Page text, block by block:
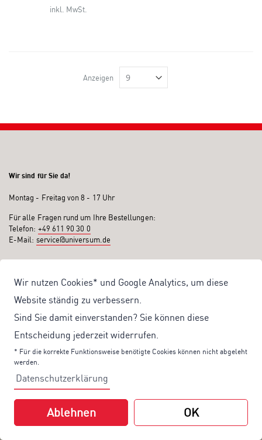
Wir nutzen Cookies* und Google Analytics, um diese
Website ständig zu verbessern.
Sind Sie damit einverstanden? Sie können diese
Entscheidung jederzeit widerrufen.
* Für die korrekte Funktionsweise benötigte Cookies können nicht abgeleht
werden.
Datenschutzerklärung
Ablehnen OK
inkl. MwSt.
Anzeigen
Wir sind für Sie da!
Montag - Freitag von 8 - 17 Uhr
Für alle Fragen rund um Ihre Bestellungen:
Telefon: +49 611 90 30 0
E-Mail: service@universum.de
Kostenloser Versand ab 50€ Bestellwert
Sicher Einkaufen: Rechnung, PayPal
Produktentwicklung von eigener Fachredaktion
Sonderaktionen & Preisvorteile
Aktuelle News zu unseren Shop-Angeboten
Mit unserem Newsletter UV-Report informieren wir Sie regelmäßig über
aktuelle Angebote und neue Produkte:
geht es zu unserem Newsletter.